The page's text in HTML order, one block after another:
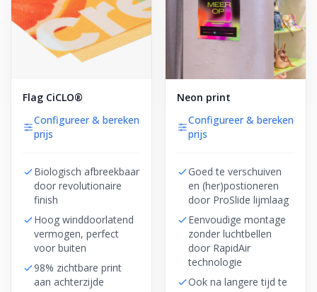
Flag CiCLO®
Configureer & bereken
prijs
Biologisch afbreekbaar
door revolutionaire
finish
Hoog winddoorlatend
vermogen, perfect
voor buiten
98% zichtbare print
aan achterzijde
Neon print
Configureer & bereken
prijs
Goed te verschuiven
en (her)postioneren
door ProSlide lijmlaag
Eenvoudige montage
zonder luchtbellen
door RapidAir
technologie
Ook na langere tijd te